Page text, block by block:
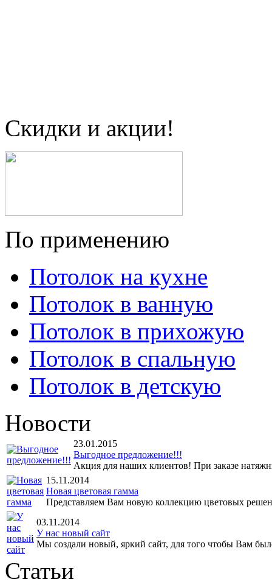
Скидки и акции!
По применению
Потолок на кухне
Потолок в ванную
Потолок в прихожую
Потолок в спальную
Потолок в детскую
Новости
23.01.2015
Выгодное предложение!!!
Акция для наших клиентов! При заказе
15.11.2014
Новая цветовая гамма
Представляем Вам новую коллекцию цветовых
03.11.2014
У нас новый сайт
Мы создали новый, яркий сайт, для того чтобы Вам
Статьи